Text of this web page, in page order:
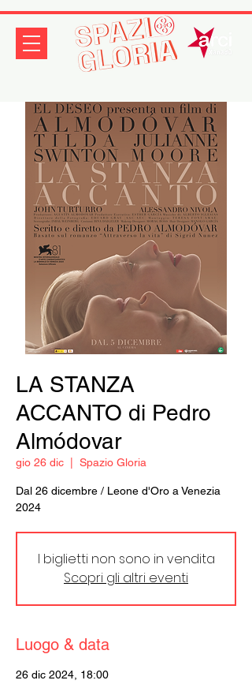
LA STANZA
ACCANTO di Pedro
Almódovar
gio 26 dic Spazio Gloria
Dal 26 dicembre / Leone d'Oro a Venezia
2024
I biglietti non sono in vendita
Scopri gli altri eventi
Luogo & data
26 dic 2024, 18:00